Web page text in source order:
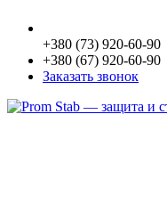
+380 (73) 920-60-90
+380 (67) 920-60-90
Заказать звонок